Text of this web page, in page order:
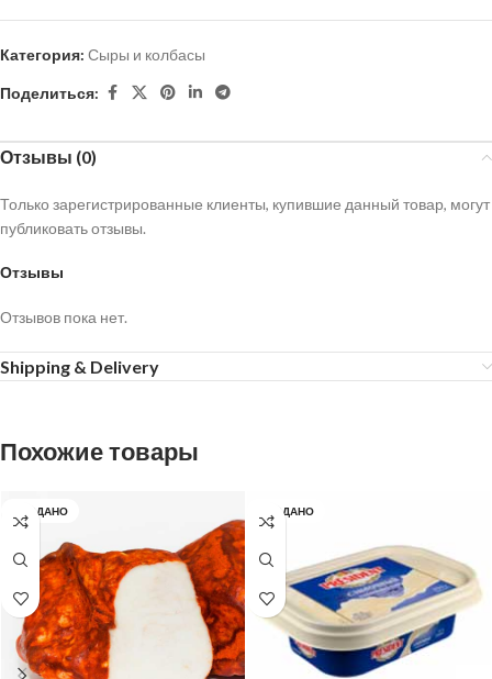
Категория: Сыры и колбасы
Поделиться:
Отзывы (0)
Отзывы
Отзывов пока нет.
Только зарегистрированные клиенты, купившие данный товар, могут
публиковать отзывы.
Shipping & Delivery
Похожие товары
ПРОДАНО ПРОДАНО